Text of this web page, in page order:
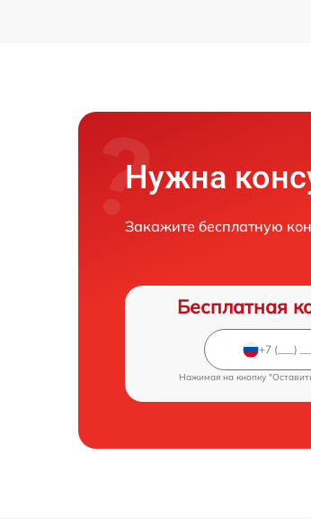
Нужна
Закажите бесплатную
Бесплатная
Нажимая на кнопку